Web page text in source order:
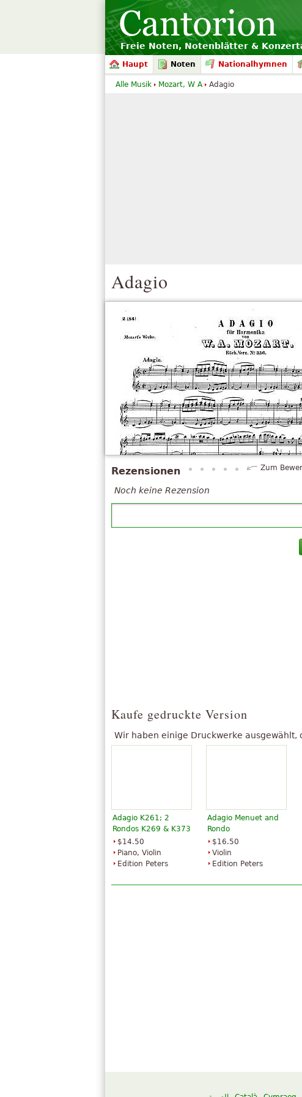
Freie Noten, Notenblätter &
Haupt Noten Nationalhymnen
Adagio
Rezensionen Zum
Noch keine Rezension
Kaufe gedruckte Version
Wir haben einige Druckwerke
Adagio K261; 2
Rondos K269 & K373
$14.50
Piano, Violin
Edition Peters
Adagio Menuet and
Rondo
$16.50
Violin
Edition Peters
Alle Musik Mozart, W A Adagio